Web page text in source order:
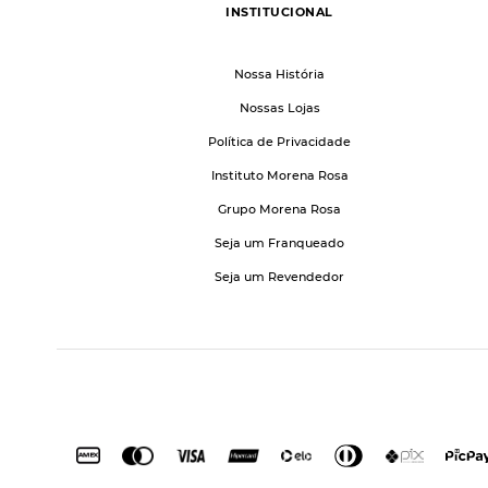
INSTITUCIONAL
Nossa História
Nossas Lojas
Política de Privacidade
Instituto Morena Rosa
Grupo Morena Rosa
Seja um Franqueado
Seja um Revendedor